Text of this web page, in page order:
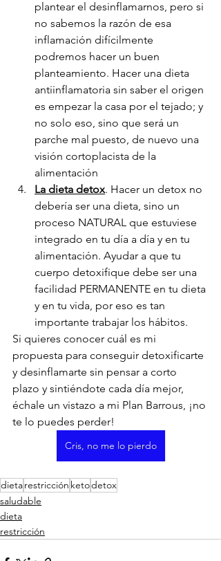
plantear el desinflamarnos, pero si
no sabemos la razón de esa
inflamación difícilmente
podremos hacer un buen
planteamiento. Hacer una dieta
antiinflamatoria sin saber el origen
es empezar la casa por el tejado; y
no solo eso, sino que será un
parche mal puesto, de nuevo una
visión cortoplacista de la
alimentación
La dieta detox. Hacer un detox no
debería ser una dieta, sino un
proceso NATURAL que estuviese
integrado en tu día a día y en tu
alimentación. Ayudar a que tu
cuerpo detoxifique debe ser una
facilidad PERMANENTE en tu dieta
y en tu vida, por eso es tan
importante trabajar los hábitos.
Si quieres conocer cuál es mi
propuesta para conseguir detoxificarte
y desinflamarte sin pensar a corto
plazo y sintiéndote cada día mejor,
échale un vistazo a mi Plan Barrous, ¡no
te lo puedes perder!
Cris, no me lo pierdo
dietarestricción ketodetox
saludable
dieta
restricción